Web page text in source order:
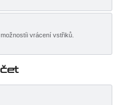
vrácení vstřiků.